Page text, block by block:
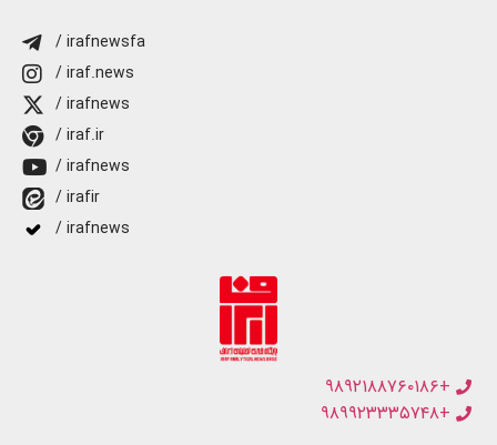
/ irafnewsfa
/ iraf.news
/ irafnews
/ iraf.ir
/ irafnews
/ irafir
/ irafnews
+۹۸۹۲۱۸۸۷۶۰۱۸۶
+۹۸۹۹۲۳۳۳۵۷۴۸